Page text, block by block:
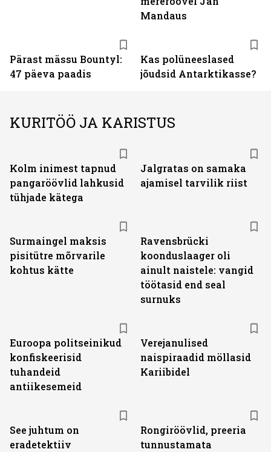
Mandaus
Pärast mässu Bountyl:
47 päeva paadis
Kas polüneeslased
jõudsid Antarktikasse?
KURITÖÖ JA KARISTUS
Kolm inimest tapnud
pangaröövlid lahkusid
tühjade kätega
Jalgratas on samaka
ajamisel tarvilik riist
Surmaingel maksis
pisitütre mõrvarile
kohtus kätte
Ravensbrücki
koonduslaager oli
ainult naistele: vangid
töötasid end seal
surnuks
Euroopa politseinikud
konfiskeerisid
tuhandeid
antiikesemeid
Verejanulised
naispiraadid möllasid
Kariibidel
See juhtum on
eradetektiiv
Rongiröövlid, preeria
tunnustamata